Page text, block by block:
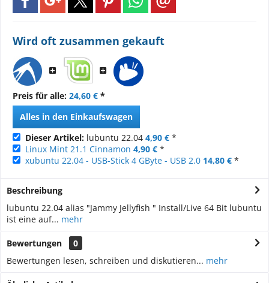
Wird oft zusammen gekauft
Preis für alle: 24,60 € *
Alles in den Einkaufswagen
Dieser Artikel: lubuntu 22.04 4,90 € *
Linux Mint 21.1 Cinnamon 4,90 € *
xubuntu 22.04 - USB-Stick 4 GByte - USB 2.0 14,80 € *
Beschreibung
lubuntu 22.04 alias "Jammy Jellyfish " Install/Live 64 Bit lubuntu
ist eine auf... mehr
Bewertungen
0
Bewertungen lesen, schreiben und diskutieren... mehr